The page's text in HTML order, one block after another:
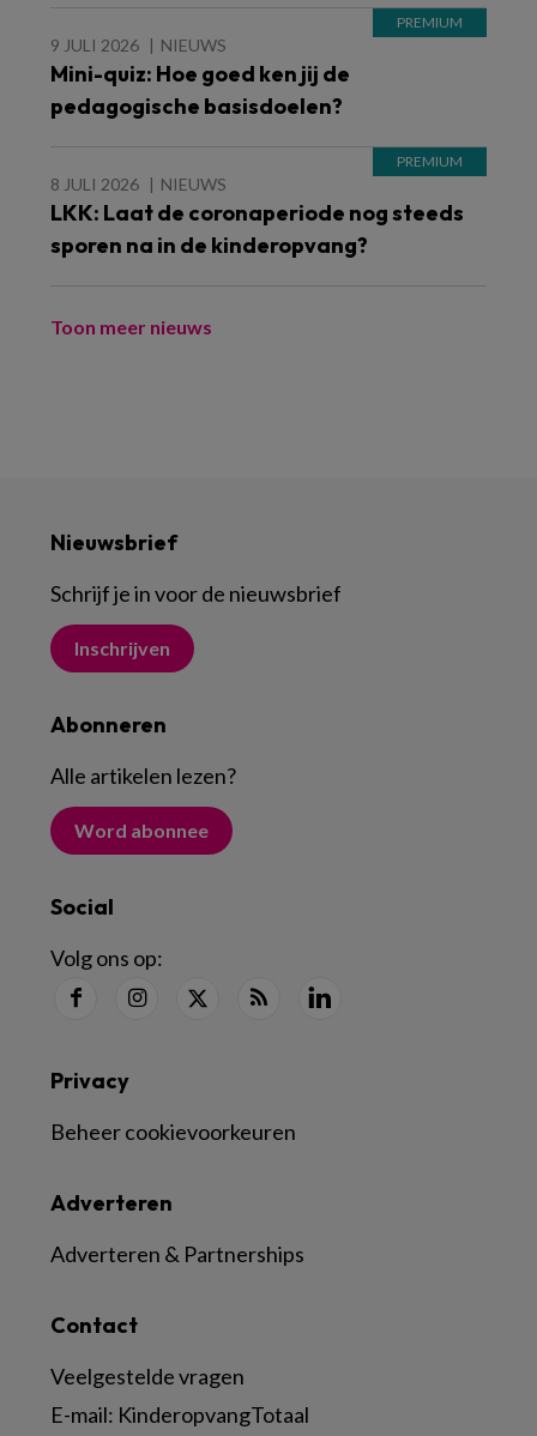
9 JULI 2026 NIEUWS
Mini-quiz: Hoe goed ken jij de
pedagogische basisdoelen?
8 JULI 2026 NIEUWS
LKK: Laat de coronaperiode nog steeds
sporen na in de kinderopvang?
Toon meer nieuws
Nieuwsbrief
Schrijf je in voor de nieuwsbrief
Inschrijven
Abonneren
Alle artikelen lezen?
Word abonnee
Social
Volg ons op:
Contact
Veelgestelde vragen
E-mail: KinderopvangTotaal
Adverteren
Adverteren & Partnerships
Privacy
Beheer cookievoorkeuren